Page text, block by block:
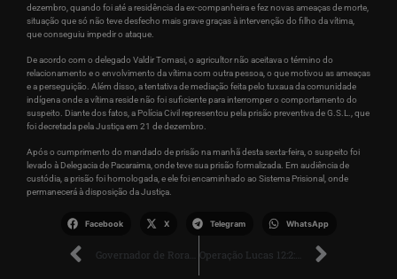
dezembro, quando foi até a residência da ex-companheira e fez novas ameaças de morte,
situação que só não teve desfecho mais grave graças à intervenção do filho da vítima,
que conseguiu impedir o ataque.
De acordo com o delegado Valdir Tomasi, o agricultor não aceitava o término do
relacionamento e o envolvimento da vítima com outra pessoa, o que motivou as ameaças
e a perseguição. Além disso, a tentativa de mediação feita pelo tuxaua da comunidade
indígena onde a vítima reside não foi suficiente para interromper o comportamento do
suspeito. Diante dos fatos, a Polícia Civil representou pela prisão preventiva de G.S.L., que
foi decretada pela Justiça em 21 de dezembro.
Após o cumprimento do mandado de prisão na manhã desta sexta-feira, o suspeito foi
levado à Delegacia de Pacaraima, onde teve sua prisão formalizada. Em audiência de
custódia, a prisão foi homologada, e ele foi encaminhado ao Sistema Prisional, onde
permanecerá à disposição da Justiça.
Facebook X Telegram WhatsApp
Governador de Roraima Reintegra Capitão da PM Acusado de Assassinato ao Quadro de Oficiais Operação Lucas 12:2: Polícia Civil de Roraima Avança nas Investigações de Tráfico de Drogas